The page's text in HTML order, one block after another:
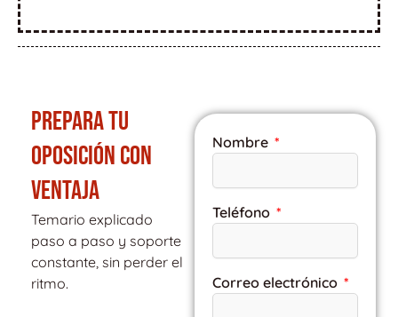
PREPARA TU
OPOSICIÓN CON
VENTAJA
Temario explicado
paso a paso y soporte
constante, sin perder el
ritmo.
Nombre
Teléfono
Correo electrónico